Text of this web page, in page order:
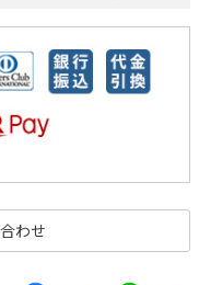
わせ